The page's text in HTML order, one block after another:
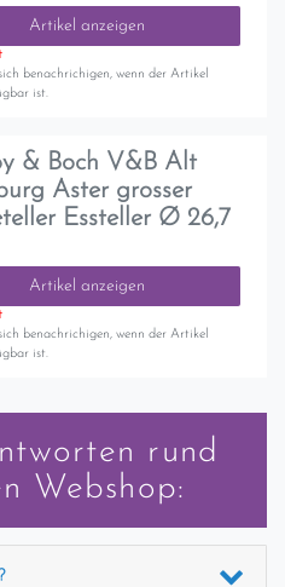
Artikel anzeigen
benachrichigen, wenn der Artikel
ist.
& Boch V&B Alt
Aster grosser
Essteller Ø 26,7
Artikel anzeigen
benachrichigen, wenn der Artikel
ist.
rund
Webshop: